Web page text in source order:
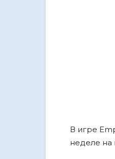
В игре
неделе на